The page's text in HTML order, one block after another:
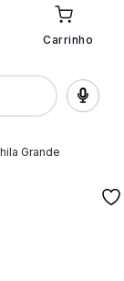
Carrinho
Grande